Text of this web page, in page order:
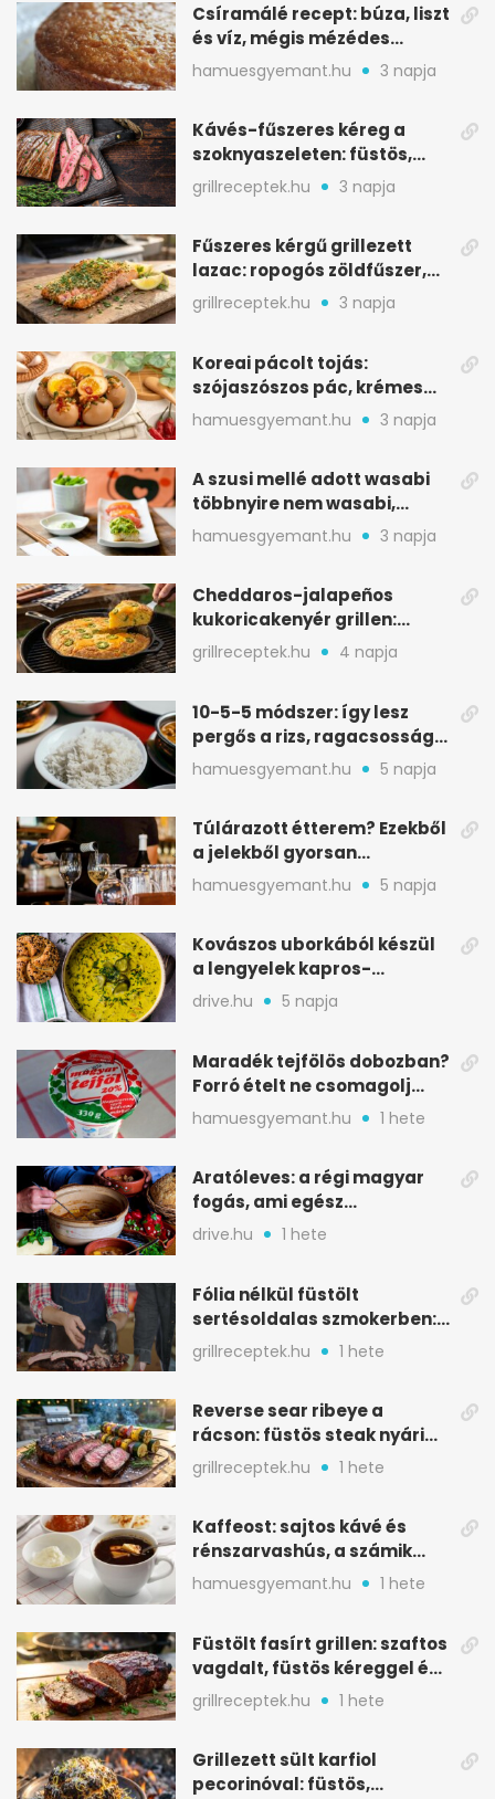
Csíramálé recept: búza, liszt
és víz, mégis mézédes
sütemény
hamuesgyemant.hu 3 napja
Kávés-fűszeres kéreg a
szoknyaszeleten: füstös,
csokoládés mélység
grillreceptek.hu 3 napja
Fűszeres kérgű grillezett
lazac: ropogós zöldfűszer,
szaftos belső
grillreceptek.hu 3 napja
Koreai pácolt tojás:
szójaszószos pác, krémes
sárgája, pár óra alatt
hamuesgyemant.hu 3 napja
A szusi mellé adott wasabi
többnyire nem wasabi,
hanem fűszerkeverék
hamuesgyemant.hu 3 napja
Cheddaros-jalapeños
kukoricakenyér grillen:
ropogós alj, puha belső
grillreceptek.hu 4 napja
10-5-5 módszer: így lesz
pergős a rizs, ragacsosság
nélkül
hamuesgyemant.hu 5 napja
Túlárazott étterem? Ezekből
a jelekből gyorsan
észreveheted
hamuesgyemant.hu 5 napja
Kovászos uborkából készül
a lengyelek kapros-
savanykás levese
drive.hu 5 napja
Maradék tejfölös dobozban?
Forró ételt ne csomagolj
ilyen tégelybe
hamuesgyemant.hu 1 hete
Aratóleves: a régi magyar
fogás, ami egész
csapatokat jóllakatott
drive.hu 1 hete
Fólia nélkül füstölt
sertésoldalas szmokerben:
ropogós bark, 6 óra
grillreceptek.hu 1 hete
Reverse sear ribeye a
rácson: füstös steak nyári
tökkebabbal
grillreceptek.hu 1 hete
Kaffeost: sajtos kávé és
rénszarvashús, a számik
melegítő itala
hamuesgyemant.hu 1 hete
Füstölt fasírt grillen: szaftos
vagdalt, füstös kéreggel és
BBQ mázzal
grillreceptek.hu 1 hete
Grillezett sült karfiol
pecorinóval: füstös,